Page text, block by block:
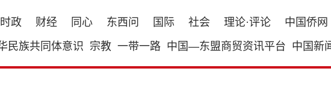
时政 财经 同心 东西问 国际 社会 理论·评论 中国侨网
民族共同体意识
宗教 一带一路 中国—东盟商贸资讯平台 中国新